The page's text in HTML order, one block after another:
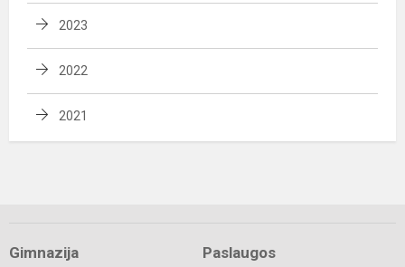
2023
2022
2021
Gimnazija Paslaugos